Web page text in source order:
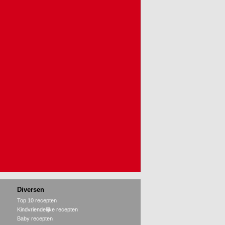
Diversen
Top 10 recepten
Kindvriendelijke recepten
Baby recepten